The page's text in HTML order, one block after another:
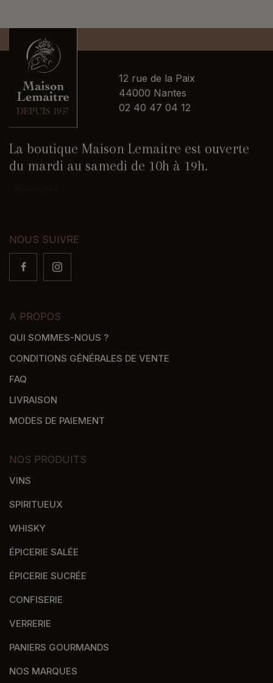
12 rue de la Paix
44000 Nantes
02 40 47 04 12
La boutique Maison Lemaitre est ouverte
du mardi au samedi de 10h à 19h.
NOUS SUIVRE
A PROPOS
QUI SOMMES-NOUS ?
CONDITIONS GÉNÉRALES DE VENTE
FAQ
LIVRAISON
MODES DE PAIEMENT
NOS PRODUITS
VINS
SPIRITUEUX
WHISKY
ÉPICERIE SALÉE
ÉPICERIE SUCRÉE
CONFISERIE
VERRERIE
PANIERS GOURMANDS
NOS MARQUES